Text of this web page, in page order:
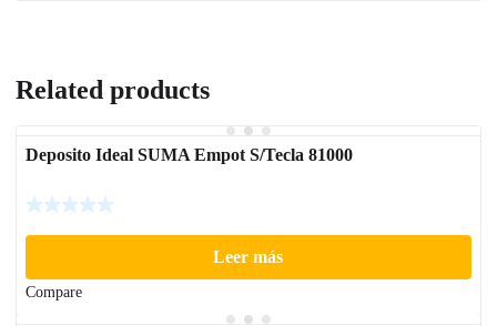
Related products
Deposito Ideal SUMA Empot S/Tecla 81000
Leer más
Compare